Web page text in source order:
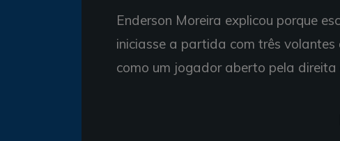
Enderson Moreira explicou porque
iniciasse a partida com três
como um jogador aberto pela